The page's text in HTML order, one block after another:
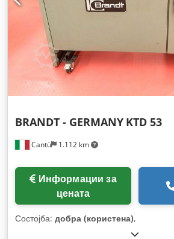
Cantù 1.112 km
BRANDT - GERMANY KTD 53
цената
Состојба: добра (користена),